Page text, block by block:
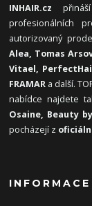
INHAIR.cz
profesionálních
autorizovaný
Alea, Tomas
Vitael,
FRAMAR a další.
nabídce najdete
Osaine, Beauty
pocházejí z
INFORMACE